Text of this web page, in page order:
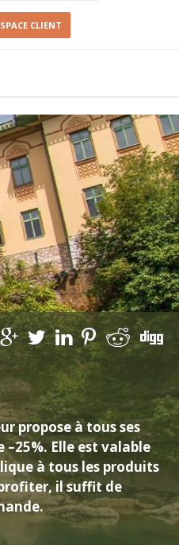
CLIENT
propose à tous ses
Elle est valable
à tous les produits
profiter, il suffit de